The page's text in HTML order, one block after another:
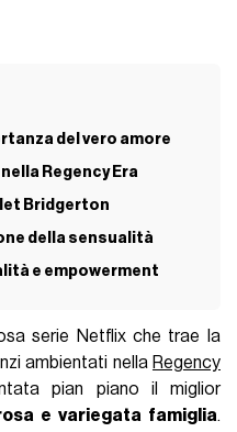
del vero amore
Regency Era
Bridgerton
della sensualità
e empowerment
serie Netflix che trae la
ambientati nella Regency
pian piano il miglior
e variegata famiglia.